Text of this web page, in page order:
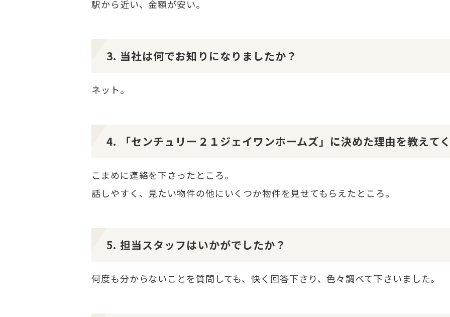
駅から近い、金額が安い。
3. 当社は何でお知りになりましたか？
ネット。
4. 「センチュリー２１ジェイワンホームズ」に決めた理由を教えて
こまめに連絡を下さったところ。
話しやすく、見たい物件の他にいくつか物件を見せてもらえたところ。
5. 担当スタッフはいかがでしたか？
何度も分からないことを質問しても、快く回答下さり、色々調べて下さいました。